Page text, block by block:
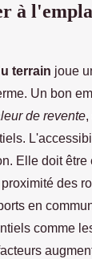
à
terrain joue
Un bon
de revente,
Elle doit être
des
en
comme